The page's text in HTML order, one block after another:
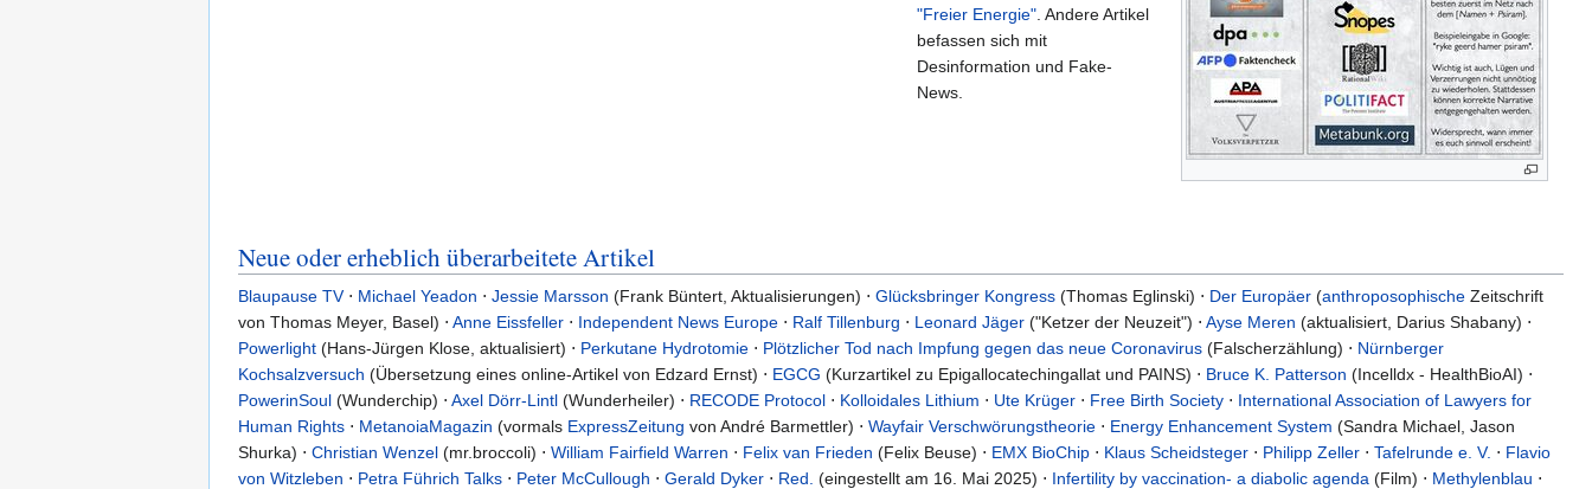
"Freier Energie". Andere Artikel
befassen sich mit
Desinformation und Fake-
News.
Neue oder erheblich überarbeitete Artikel
Blaupause TV⋅ Michael Yeadon ⋅ Jessie Marsson (Frank Büntert, Aktualisierungen) ⋅ Glücksbringer Kongress (Thomas Eglinski) ⋅ Der Europäer (anthroposophische Zeitschrift
von Thomas Meyer, Basel) ⋅ Anne Eissfeller ⋅ Independent News Europe ⋅ Ralf Tillenburg ⋅ Leonard Jäger ("Ketzer der Neuzeit") ⋅ Ayse Meren (aktualisiert, Darius Shabany) ⋅
Powerlight (Hans-Jürgen Klose, aktualisiert) ⋅ Perkutane Hydrotomie ⋅ Plötzlicher Tod nach Impfung gegen das neue Coronavirus (Falscherzählung) ⋅ Nürnberger
Kochsalzversuch (Übersetzung eines online-Artikel von Edzard Ernst) ⋅ EGCG (Kurzartikel zu Epigallocatechingallat und PAINS) ⋅ Bruce K. Patterson (Incelldx - HealthBioAI) ⋅
PowerinSoul (Wunderchip) ⋅ Axel Dörr-Lintl (Wunderheiler) ⋅ RECODE Protocol ⋅ Kolloidales Lithium ⋅ Ute Krüger ⋅ Free Birth Society ⋅ International Association of Lawyers for
Human Rights ⋅ MetanoiaMagazin (vormals ExpressZeitung von André Barmettler) ⋅ Wayfair Verschwörungstheorie ⋅ Energy Enhancement System (Sandra Michael, Jason
Shurka) ⋅ Christian Wenzel (mr.broccoli) ⋅ William Fairfield Warren ⋅ Felix van Frieden (Felix Beuse) ⋅ EMX BioChip ⋅ Klaus Scheidsteger ⋅ Philipp Zeller ⋅ Tafelrunde e. V. ⋅ Flavio
von Witzleben ⋅ Petra Führich Talks ⋅ Peter McCullough ⋅ Gerald Dyker ⋅ Red. (eingestellt am 16. Mai 2025) ⋅ Infertility by vaccination- a diabolic agenda (Film) ⋅ Methylenblau ⋅